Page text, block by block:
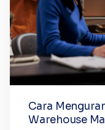
Cara
Warehouse